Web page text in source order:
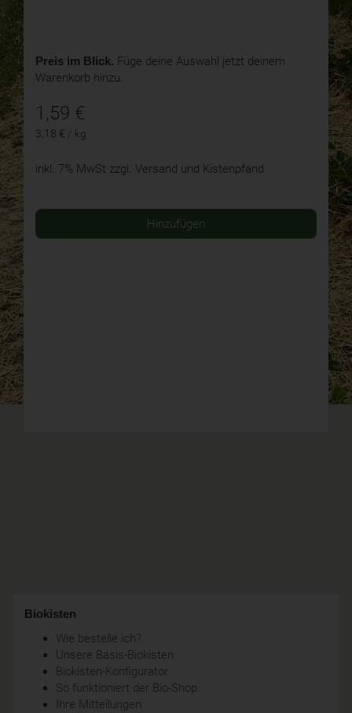
Preis im Blick. Füge deine Auswahl jetzt deinem
Warenkorb hinzu.
1,59 €
3,18 € / kg
inkl. 7% MwSt zzgl. Versand und Kistenpfand
Hinzufügen
Biokisten
Wie bestelle ich?
Unsere Basis-Biokisten
Biokisten-Konfigurator
So funktioniert der Bio-Shop
Ihre Mitteilungen